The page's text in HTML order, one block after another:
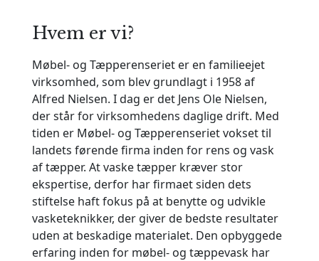
Hvem er vi?
Møbel- og Tæpperenseriet er en familieejet
virksomhed, som blev grundlagt i 1958 af
Alfred Nielsen. I dag er det Jens Ole Nielsen,
der står for virksomhedens daglige drift. Med
tiden er Møbel- og Tæpperenseriet vokset til
landets førende firma inden for rens og vask
af tæpper. At vaske tæpper kræver stor
ekspertise, derfor har firmaet siden dets
stiftelse haft fokus på at benytte og udvikle
vasketeknikker, der giver de bedste resultater
uden at beskadige materialet. Den opbyggede
erfaring inden for møbel- og tæppevask har